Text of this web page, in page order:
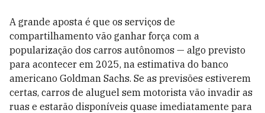
A grande aposta é que os serviços de
compartilhamento vão ganhar força com a
popularização dos carros autônomos — algo previsto
para acontecer em 2025, na estimativa do banco
americano Goldman Sachs. Se as previsões estiverem
certas, carros de aluguel sem motorista vão invadir as
ruas e estarão disponíveis quase imediatamente para